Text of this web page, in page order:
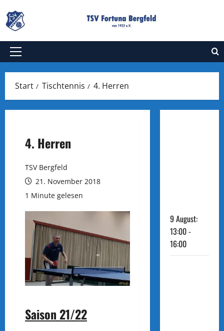
Inhalt
springen
Primäres
Start Tischtennis 4. Herren
4. Herren
TSV Bergfeld
21. November 2018
1 Minute gelesen
Saison 21/22
9 August:
13:00-
16:00